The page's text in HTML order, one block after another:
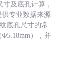
及底孔计算，
专业数据来源
底孔尺寸的常
），并